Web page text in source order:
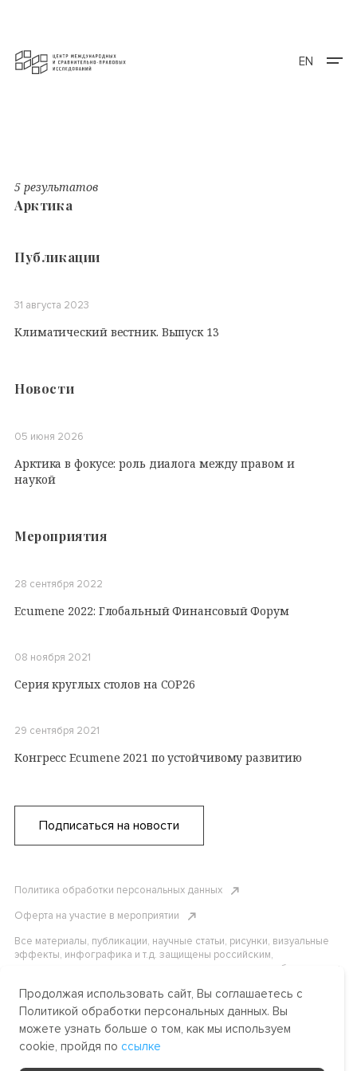
EN
5 результатов
Арктика
Публикации
31 августа 2023
Климатический вестник. Выпуск 13
Новости
05 июня 2026
Арктика в фокусе: роль диалога между правом и
наукой
Мероприятия
28 сентября 2022
Ecumene 2022: Глобальный Финансовый Форум
08 ноября 2021
Серия круглых столов на COP26
29 сентября 2021
Конгресс Ecumene 2021 по устойчивому развитию
Подписаться на новости
Политика обработки персональных данных
Оферта на участие в мероприятии
Все материалы, публикации, научные статьи, рисунки, визуальные
эффекты, инфографика и т.д. защищены российским,
американским и международным законодательством об авторском
материалов без письменного разрешения АНО «Центр
международных и сравнительно-правовых исследований» или
аффилированных лиц строго запрещено. Пожалуйста, свяжитесь с
нами, чтобы узнать подробности.
Продолжая использовать сайт, Вы соглашаетесь с
Политикой обработки персональных данных. Вы
можете узнать больше о том, как мы используем
cookie, пройдя по ссылке